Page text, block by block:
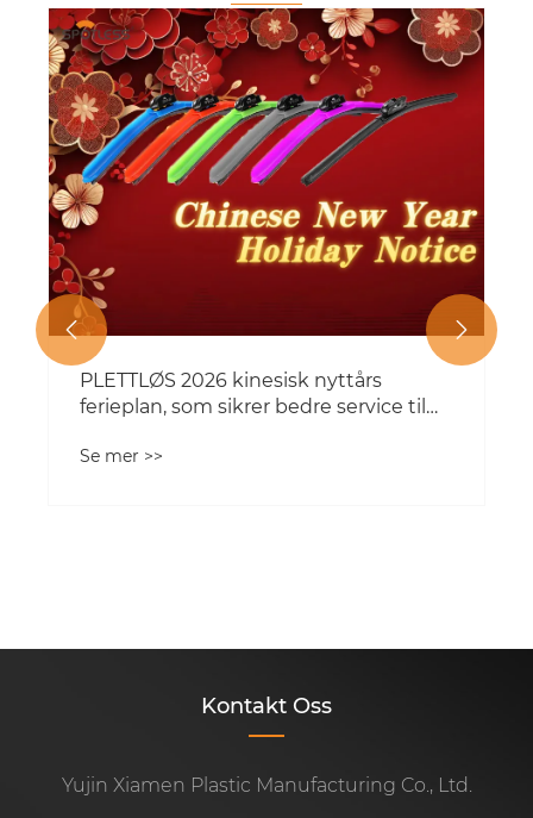
Trinn-for-trinns guide: Installasjon av
Toyota RAV4 Wiper Blades (2020-2024)
Se mer >>
 
Kontakt Oss
Yujin Xiamen Plastic Manufacturing Co., Ltd.